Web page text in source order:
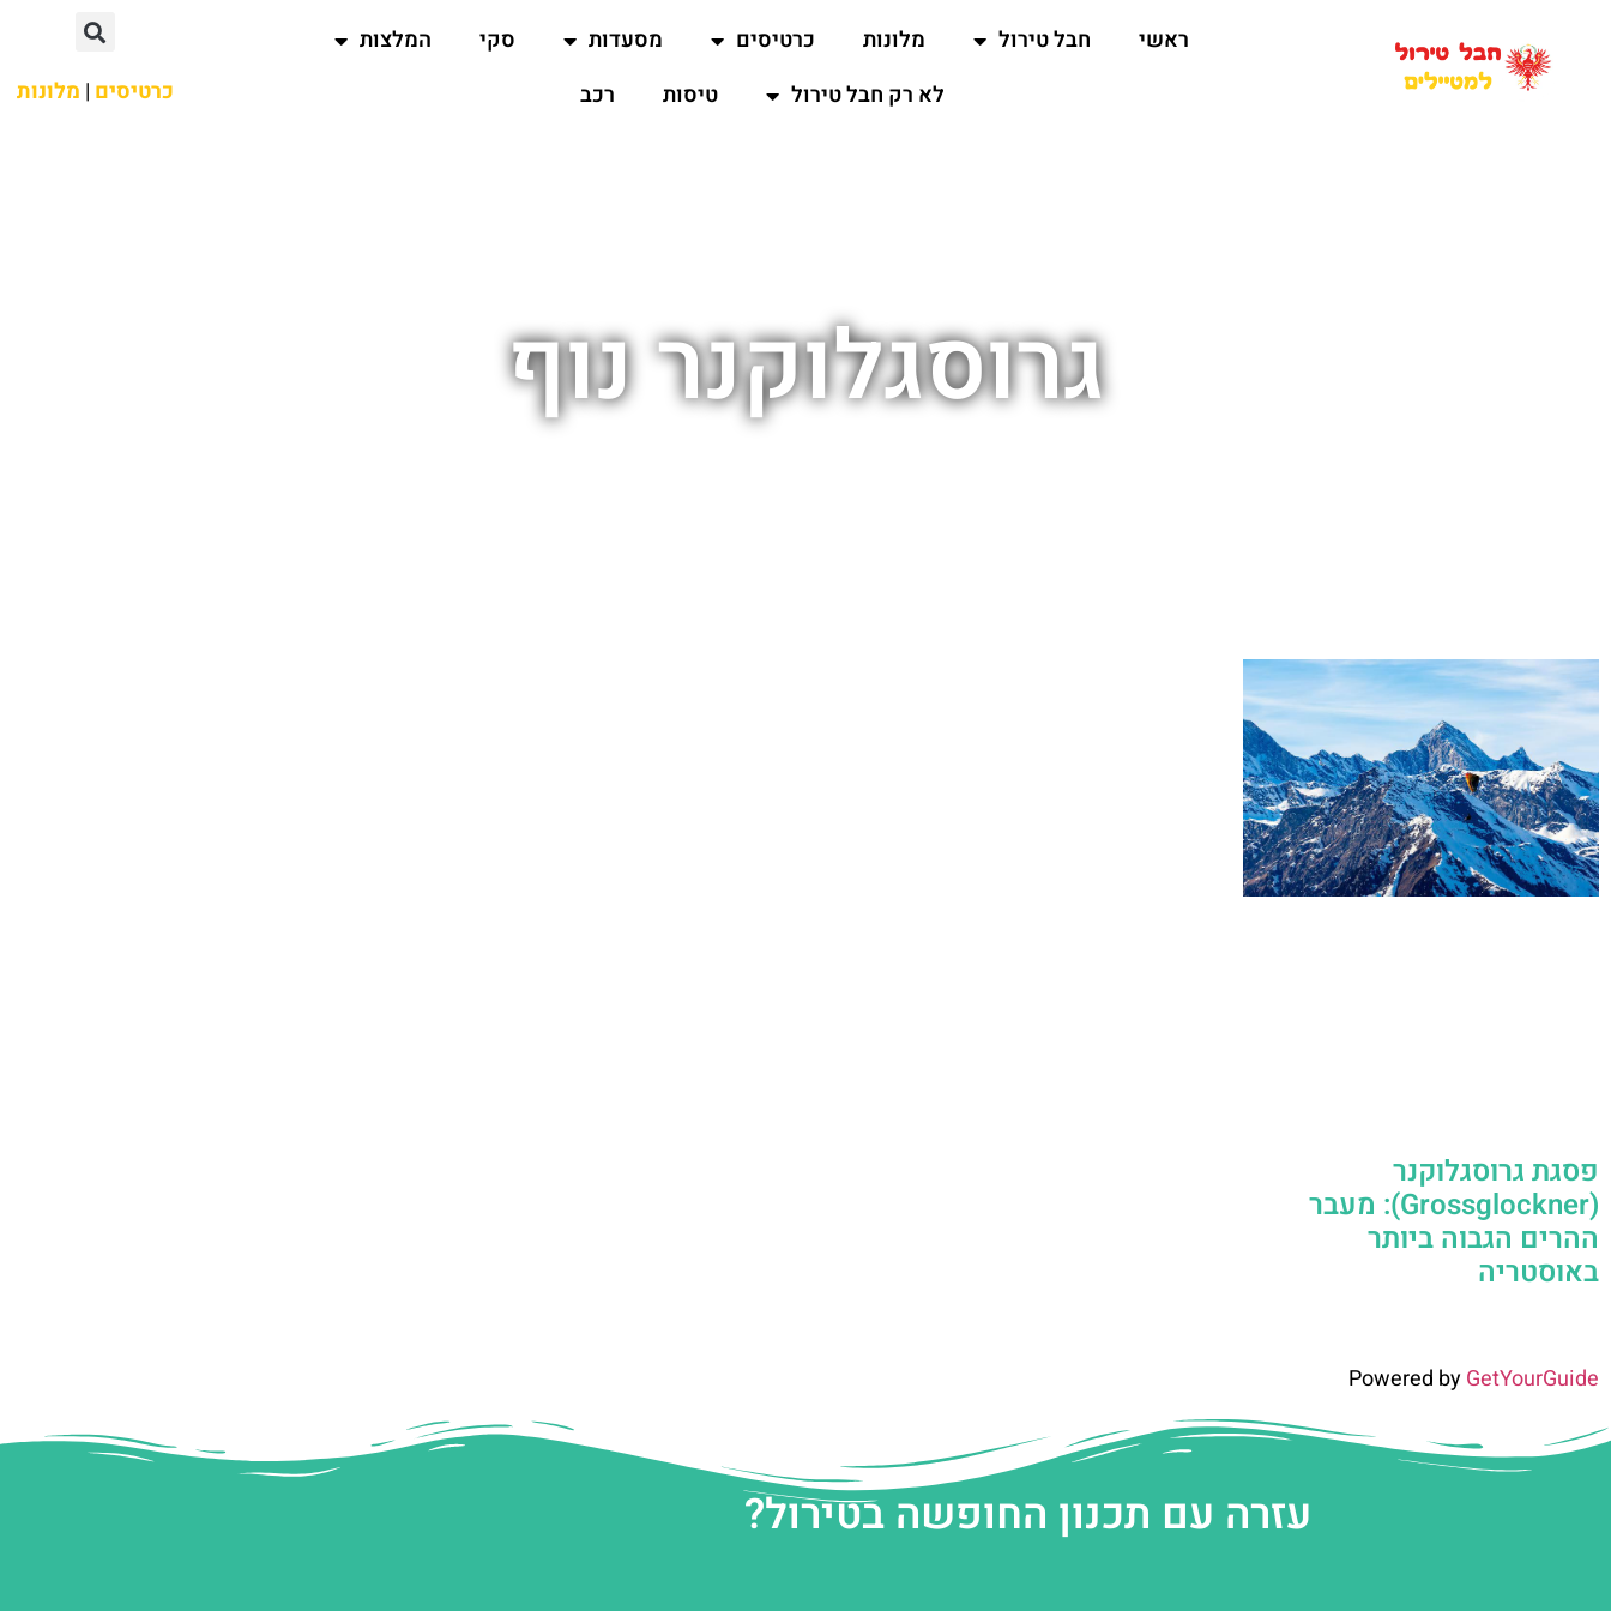
ראשי חבל טירול מלונות כרטיסים מסעדות סקי
המלצות
לא רק חבל טירול
טיסות רכב כרטיסים | מלונות
גרוסגלוקנר נוף
פסגת גרוסגלוקנר
(Grossglockner): מעבר
ההרים הגבוה ביותר
באוסטריה
Powered byGetYourGuide
עזרה עם תכנון החופשה בטירול?